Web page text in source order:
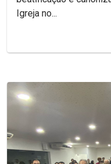
Igreja no...